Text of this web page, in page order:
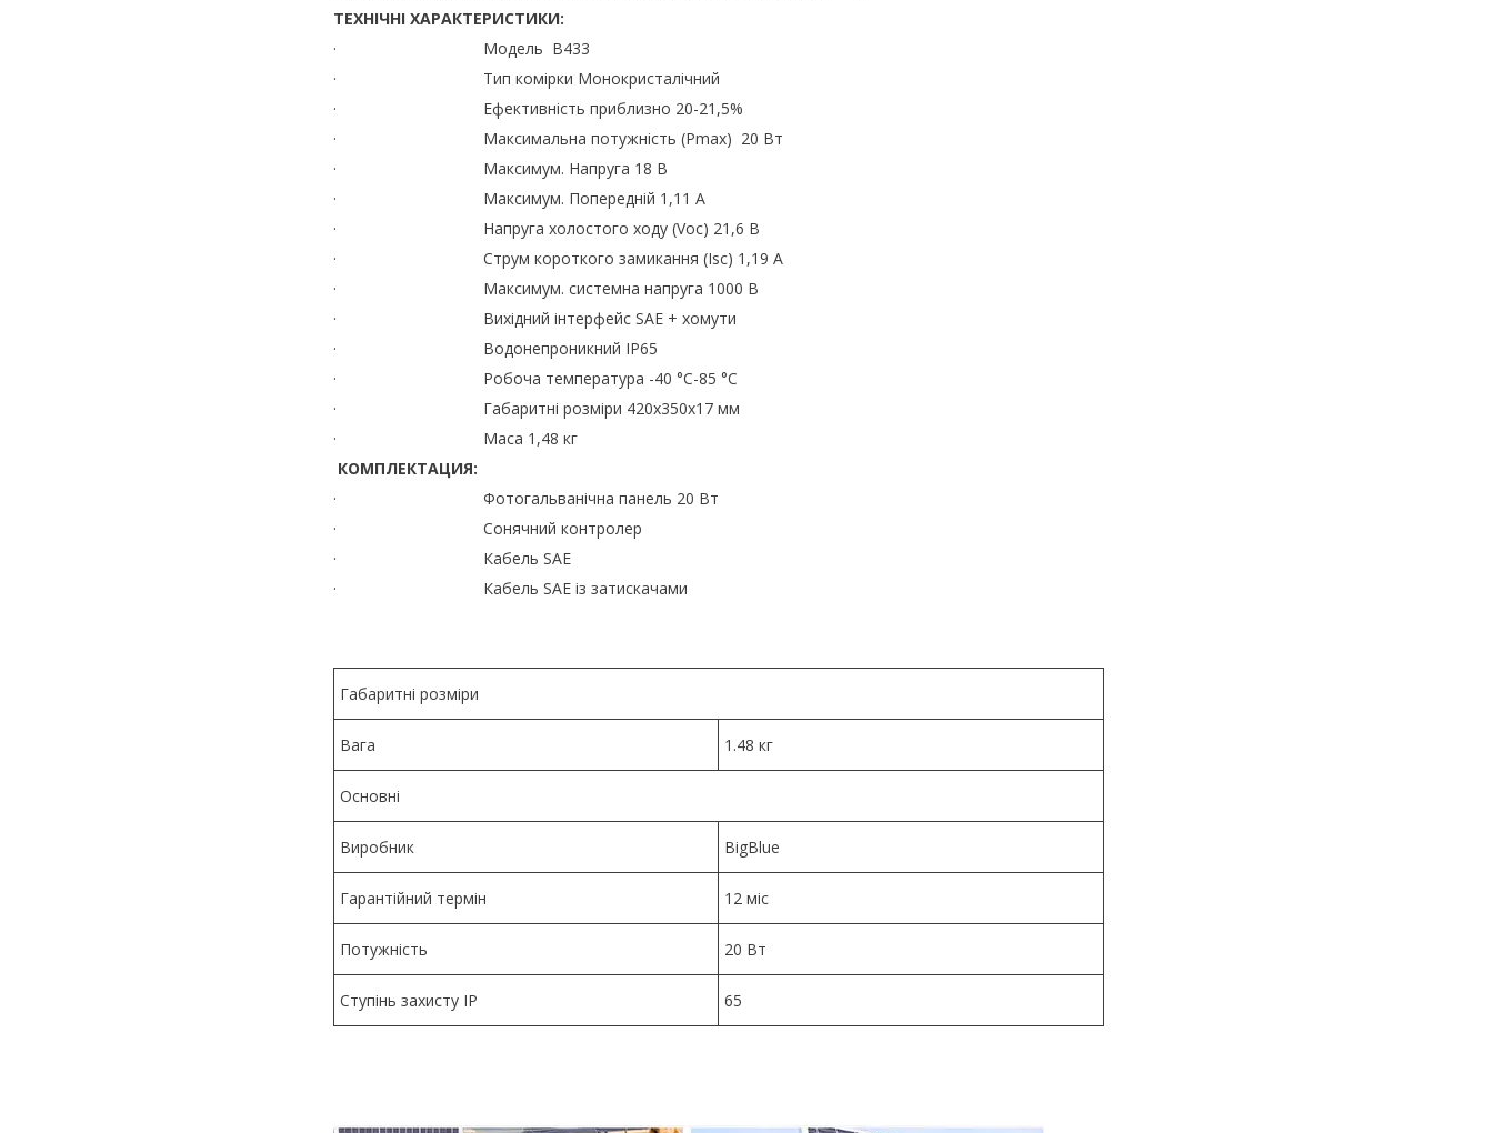
ТЕХНІЧНІ ХАРАКТЕРИСТИКИ:
· Модель B433
· Тип комірки Монокристалічний
· Ефективність приблизно 20-21,5%
· Максимальна потужність (Pmax) 20 Вт
· Максимум. Напруга 18 В
· Максимум. Попередній 1,11 А
· Напруга холостого ходу (Voc) 21,6 В
· Струм короткого замикання (Isc) 1,19 А
· Максимум. системна напруга 1000 В
· Вихідний інтерфейс SAE + хомути
· Водонепроникний IP65
· Робоча температура -40 °C-85 °C
· Габаритні розміри 420x350x17 мм
· Маса 1,48 кг
КОМПЛЕКТАЦИЯ:
· Фотогальванічна панель 20 Вт
· Сонячний контролер
· Кабель SAE
· Кабель SAE із затискачами
Габаритні розміри
Вага 1.48 кг
Основні
Виробник BigBlue
Гарантійний термін 12 міс
Потужність 20 Вт
Ступінь захисту IP 65